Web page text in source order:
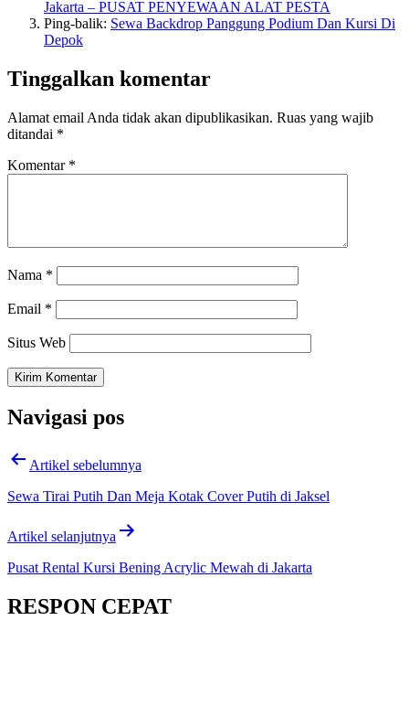
Jakarta – PUSAT PENYEWAAN ALAT PESTA
Ping-balik: Sewa Backdrop Panggung Podium Dan Kursi Di
Depok
Tinggalkan komentar
Alamat email Anda tidak akan dipublikasikan. Ruas yang wajib
ditandai *
Komentar *
Nama *
Email *
Situs Web
Navigasi pos
Artikel sebelumnya
Sewa Tirai Putih Dan Meja Kotak Cover Putih di Jaksel
Artikel selanjutnya
Pusat Rental Kursi Bening Acrylic Mewah di Jakarta
RESPON CEPAT